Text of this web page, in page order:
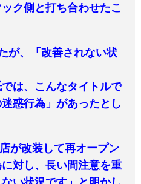
ク側と打ち合わせたこ
が、「改善されない状
では、こんなタイトルで
惑行為」があったとし
が改装して再オープン
対し、長い間注意を重